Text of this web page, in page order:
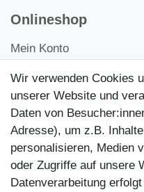
Onlineshop
Mein Konto
Kontakt
Kundenretouren
Reparaturservice
Zahlungsarten
Wir verwenden Cookies
unserer Website und
Daten von
Adresse), um z.B.
personalisieren, Medien
oder Zugriffe auf unsere
Datenverarbeitung